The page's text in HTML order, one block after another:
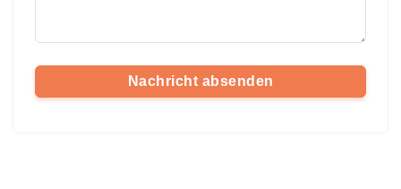
Nachricht absenden